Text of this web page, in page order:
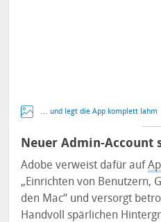
… und legt die App komplett lahm
Neuer Admin-Account
Adobe verweist dafür auf
„Einrichten von Benutzern,
den Mac“ und versorgt
Handvoll spärlichen